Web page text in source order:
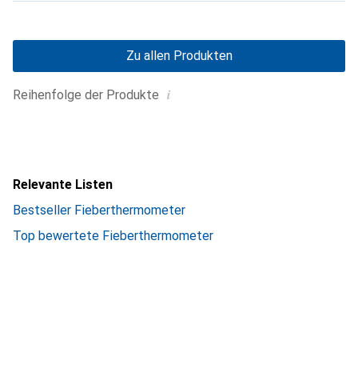
Reihenfolge der Produkte i
Zu allen Produkten
Relevante Listen
Bestseller Fieberthermometer
Top bewertete Fieberthermometer